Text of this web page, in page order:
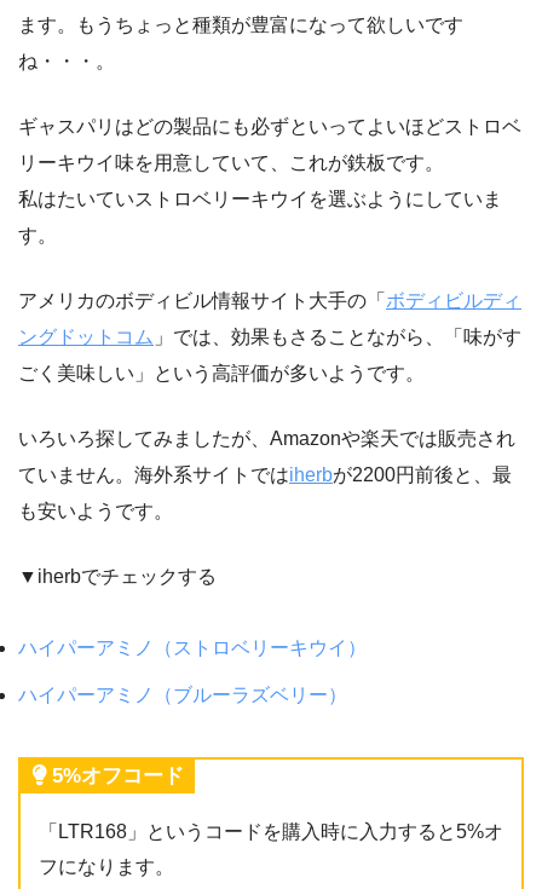
ます。もうちょっと種類が豊富になって欲しいです
ね・・・。
ギャスパリはどの製品にも必ずといってよいほどストロベ
リーキウイ味を用意していて、これが鉄板です。
私はたいていストロベリーキウイを選ぶようにしていま
す。
アメリカのボディビル情報サイト大手の「 ボディビルディ
ングドットコム 」では、効果もさることながら、「味がす
ごく美味しい」という高評価が多いようです。
いろいろ探してみましたが、Amazonや楽天では販売され
ていません。海外系サイトではiherbが2200円前後と、最
も安いようです。
▼iherbでチェックする
ハイパーアミノ（ストロベリーキウイ）
ハイパーアミノ（ブルーラズベリー）
5%オフコード
「LTR168」というコードを購入時に入力すると5%オ
フになります。